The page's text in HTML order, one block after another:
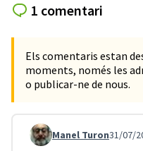
1 comentari
Els comentaris estan
moments, només les
o publicar-ne de nous.
Comentari 75
Manel Turon31/07/